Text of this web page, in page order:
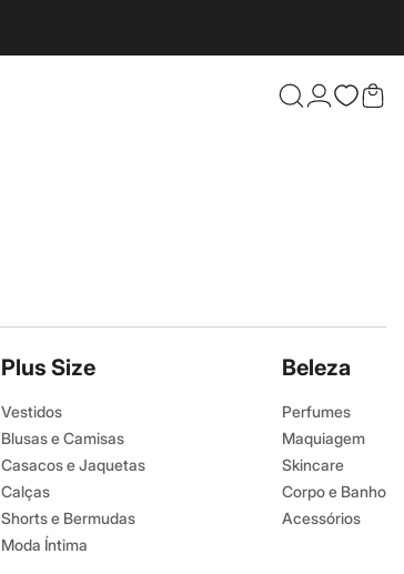
Confira
Plus Size
Vestidos
Blusas e Camisas
Casacos e Jaquetas
Calças
Shorts e Bermudas
Moda Íntima
Beleza
Perfumes
Maquiagem
Skincare
Corpo e Banho
Acessórios